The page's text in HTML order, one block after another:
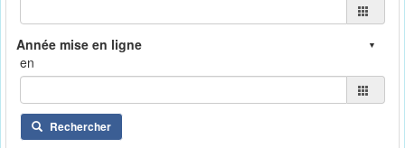
en
Rechercher